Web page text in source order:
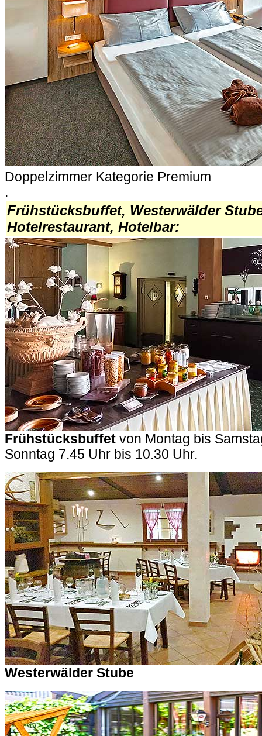
Doppelzimmer Kategorie Premium
.
Frühstücksbuffet, Westerwälder
Hotelrestaurant, Hotelbar:
Frühstücksbuffet von Montag bis
Sonntag 7.45 Uhr bis 10.30 Uhr.
Westerwälder Stube